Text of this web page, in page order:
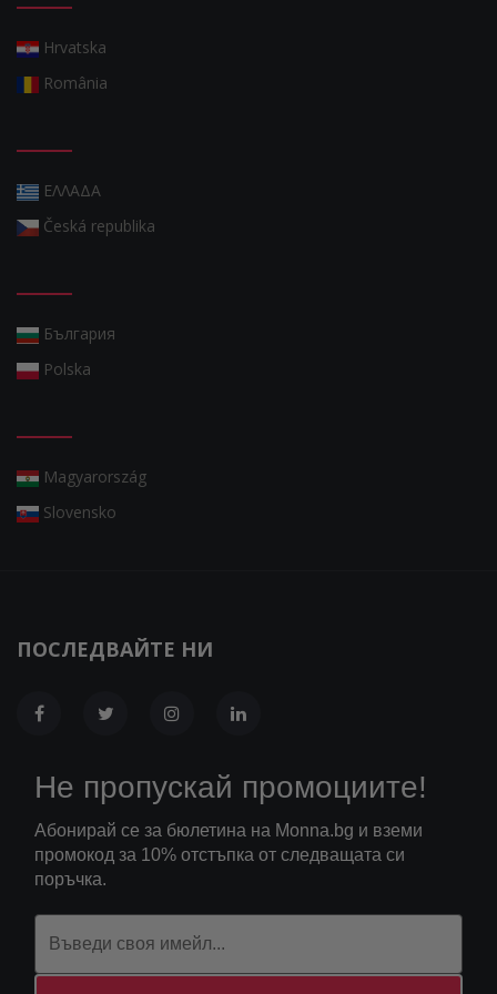
Hrvatska
România
ΕΛΛΑΔΑ
Česká republika
България
Polska
Magyarország
Slovensko
ПОСЛЕДВАЙТЕ НИ
Не пропускай промоциите!
Абонирай се за бюлетина на Monna.bg и вземи
промокод за 10% отстъпка от следващата си
поръчка.